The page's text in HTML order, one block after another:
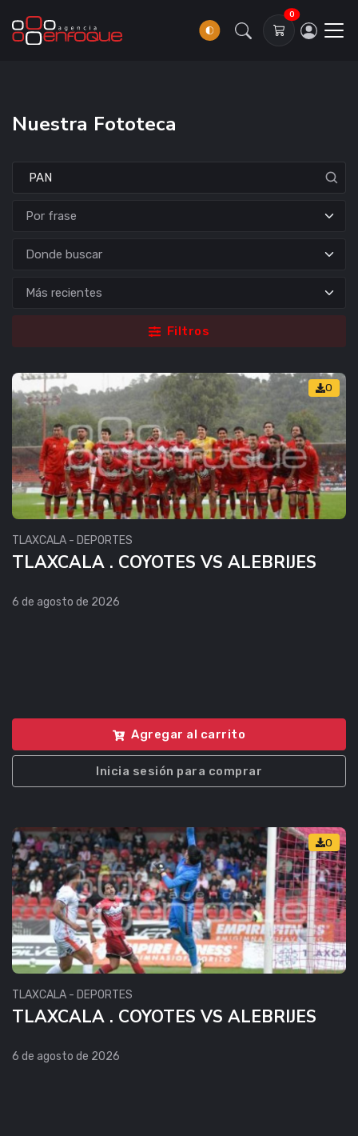
0
Nuestra Fototeca
Donde buscar
Filtros
0
TLAXCALA - DEPORTES
TLAXCALA . COYOTES VS ALEBRIJES
6 de agosto de 2026
Agregar al carrito
Inicia sesión para comprar
0
TLAXCALA - DEPORTES
TLAXCALA . COYOTES VS ALEBRIJES
6 de agosto de 2026